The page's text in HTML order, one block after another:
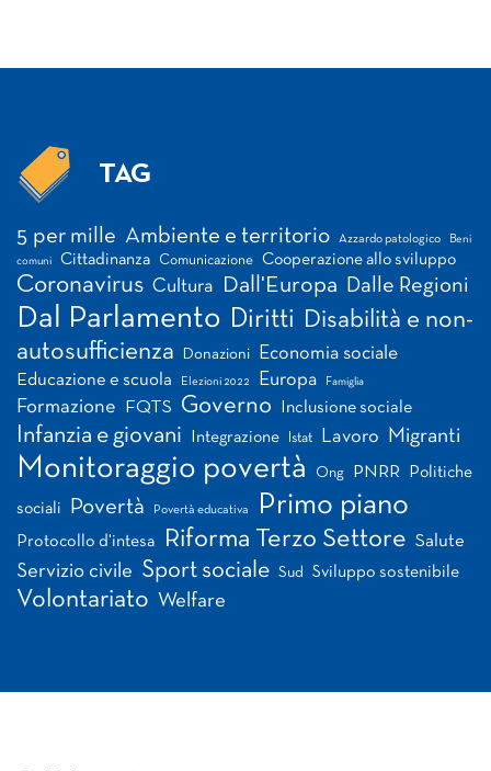
TAG
5 per mille Ambiente e territorio Azzardo patologico Beni
comuni Cittadinanza Comunicazione Cooperazione allo sviluppo
Coronavirus Cultura Dall'Europa Dalle Regioni
Dal Parlamento Diritti Disabilità e non-
autosufficienza
Donazioni Economia sociale
Educazione e scuola Elezioni 2022 Europa Famiglia
Formazione FQTS Governo Inclusione sociale
Infanzia e giovani Integrazione Istat Lavoro Migranti
Monitoraggio povertà Ong PNRR Politiche
sociali Povertà Povertà educativa Primo piano
Protocollo d'intesa Riforma Terzo Settore Salute
Servizio civile Sport sociale Sud Sviluppo sostenibile
Volontariato Welfare